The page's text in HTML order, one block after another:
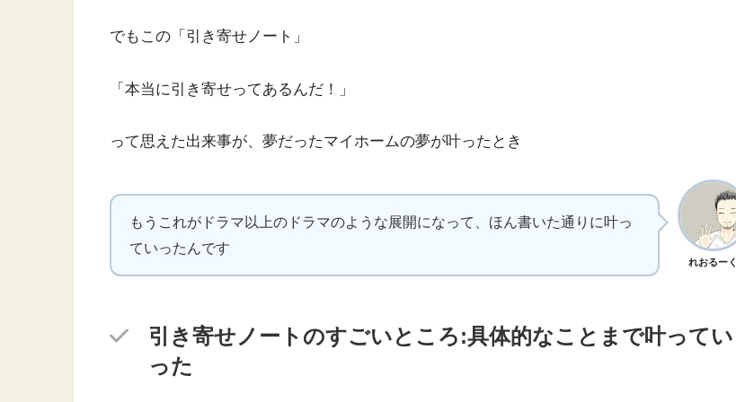
でもこの「引き寄せノート」
「本当に引き寄せってあるんだ！」
って思えた出来事が、夢だったマイホームの夢が叶ったとき
れおるーく
もうこれがドラマ以上のドラマのような展開になって、ほん書いた通りに叶っ
ていったんです
引き寄せノートのすごいところ:具体的なことまで叶ってい
った